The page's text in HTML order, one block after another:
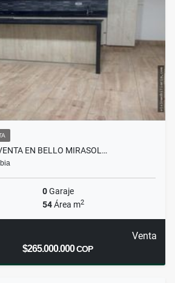
EN BELLO MIRASOL…
0Garaje
54Área m2
Venta
$265.000.000COP